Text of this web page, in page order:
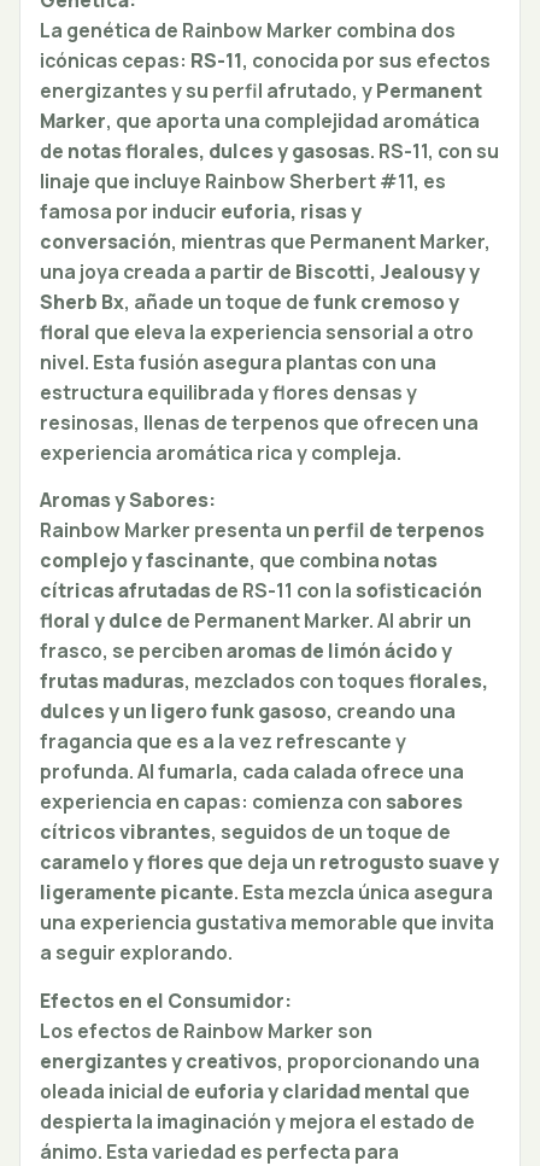
La genética de Rainbow Marker combina dos
icónicas cepas: RS-11, conocida por sus efectos
energizantes y su perfil afrutado, yPermanent
Marker, que aporta una complejidad aromática
de notas florales, dulces y gasosas. RS-11, con su
linaje que incluye Rainbow Sherbert #11, es
famosa por inducir euforia, risas y
conversación, mientras que Permanent Marker,
una joya creada a partir de Biscotti, Jealousy y
Sherb Bx, añade un toque defunk cremoso y
floral que eleva la experiencia sensorial a otro
nivel. Esta fusión asegura plantas con una
estructura equilibrada y flores densas y
resinosas, llenas de terpenos que ofrecen una
experiencia aromática rica y compleja.
Aromas y Sabores:
Rainbow Marker presenta un perfil de terpenos
complejo y fascinante, que combina notas
cítricas afrutadasde RS-11 con la sofisticación
floral y dulce de Permanent Marker. Al abrir un
frasco, se percibenaromas de limón ácido y
frutas maduras, mezclados con toquesflorales,
dulces y un ligero funk gasoso, creando una
fragancia que es a la vez refrescante y
profunda. Al fumarla, cada calada ofrece una
experiencia en capas: comienza con sabores
cítricos vibrantes, seguidos de un toque de
caramelo y floresque deja un retrogusto suave y
ligeramente picante. Esta mezcla única asegura
una experiencia gustativa memorable que invita
a seguir explorando.
Efectos en el Consumidor:
Los efectos de Rainbow Marker son
energizantes y creativos, proporcionando una
oleada inicial de euforia y claridad mental que
despierta la imaginación y mejora el estado de
ánimo. Esta variedad es perfecta para